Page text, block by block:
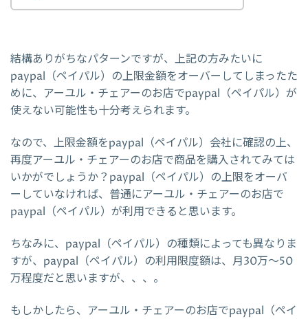
結構ありがちなパターンですが、上記の方みたいに
paypal（ペイパル）の上限金額をオーバーしてしまったた
めに、アーユル・チェアーのお店でpaypal（ペイパル）が
使えない可能性も十分考えられます。
なので、上限金額をpaypal（ペイパル）会社に確認の上、
再度アーユル・チェアーのお店で商品を購入されてみては
いかがでしょうか？paypal（ペイパル）の上限をオーバ
ーしていなければ、普通にアーユル・チェアーのお店で
paypal（ペイパル）が利用できると思います。
ちなみに、paypal（ペイパル）の種類によっても異なりま
すが、paypal（ペイパル）の利用限度額は、月30万～50
万程度だと思いますが、、、。
もしかしたら、アーユル・チェアーのお店でpaypal（ペイ